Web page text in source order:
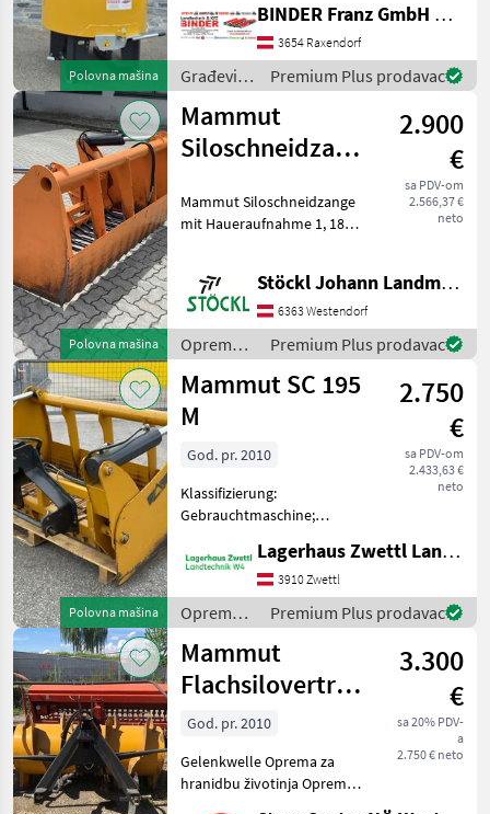
Polovna mašina
serienmäßiger Ausführung
✔️ Serienmäßig wird der
TURBO MIX ✔️ mittels Trakt
BINDER Franz GmbH & CoKG
3654 Raxendorf
Građevinski
strojevi /
Mammut
Premium Plus prodavac
Polovna mašina
Mammut
Siloschneidzange
2.900
€
sa PDV-om
2.566,37 €
neto
Mammut Siloschneidzange
mit Haueraufnahme 1, 18m,
hranidbu životinja Ostala
tehnika prehrane
Stöckl Johann Landmaschinen GesmbH & Co KG
6363 Westendorf
Oprema
za
hranidbu
životinja /
Mammut
Premium Plus prodavac
Polovna mašina
Mammut SC 195
M
2.750
€
sa PDV-om
2.433,63 €
neto
God. pr. 2010
Klassifizierung:
Gebrauchtmaschine;
10103037; Nettogewicht
(kg): 730; Service Historie:
Ja; Anzahl Vorbesitzer: 1;
Weitere Maschinenm
Lagerhaus Zwettl Landtechnik
3910 Zwettl
Oprema
za
hranidbu
životinja /
Mammut
Premium Plus prodavac
Mammut
Flachsilovertreiler
SF 175 HSB
3.300
€
sa 20% PDV-
a
2.750 € neto
God. pr. 2010
Gelenkwelle Oprema za
hranidbu životinja Oprema